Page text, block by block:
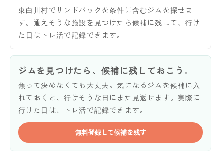
東白川村でサンドバックを条件に含むジムを探せま
す。通えそうな施設を見つけたら候補に残して、行け
た日はトレ活で記録できます。
ジムを見つけたら、候補に残しておこう。
焦って決めなくても大丈夫。気になるジムを候補に入
れておくと、行けそうな日にまた見返せます。実際に
行けた日は、トレ活で記録できます。
無料登録して候補を残す